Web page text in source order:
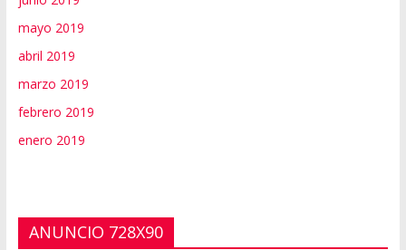
mayo 2019
abril 2019
marzo 2019
febrero 2019
enero 2019
ANUNCIO 728X90